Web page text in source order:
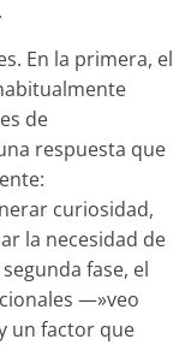
En la primera, el
de
respuesta que
curiosidad,
la necesidad de
fase, el
—»veo
un factor que